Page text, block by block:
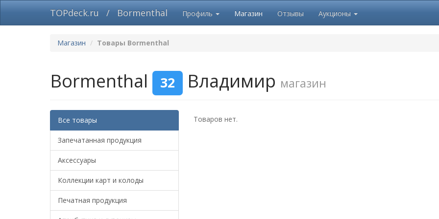
TOPdeck.ru / Bormenthal Профиль Магазин Отзывы Аукционы
Магазин Товары Bormenthal
Bormenthal 32 Владимир магазин
Все товары
Запечатанная продукция
Аксессуары
Коллекции карт и колоды
Печатная продукция
Товаров нет.